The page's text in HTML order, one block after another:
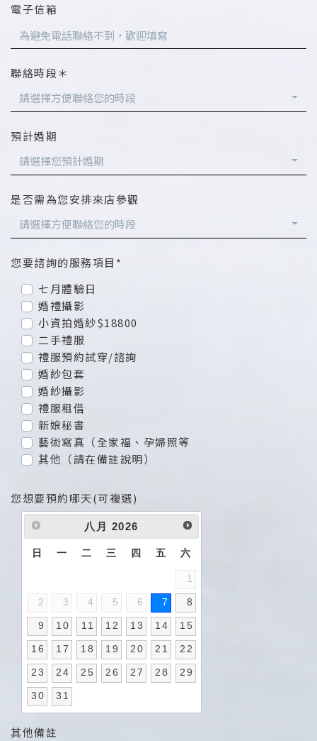
電子信箱
聯絡時段＊
請選擇方便聯絡您的時段
預計婚期
請選擇您預計婚期
是否需為您安排來店參觀
請選擇方便聯絡您的時段
您要諮詢的服務項目*
七月體驗日
婚禮攝影
小資拍婚紗$18800
二手禮服
禮服預約試穿/諮詢
婚紗包套
婚紗攝影
禮服租借
新娘秘書
藝術寫真（全家福、孕婦照等
其他（請在備註說明）
您想要預約哪天(可複選)
八月 2026
日 一 二 三 四 五 六
1
2 3 4 5 6 7 8
9 10 11 12 13 14 15
16 17 18 19 20 21 22
23 24 25 26 27 28 29
30 31
其他備註